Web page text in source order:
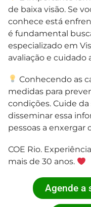
de baixa visão. Se
conhece está
é fundamental
especializado em
avaliação e cuidado
Conhecendo as
medidas para
condições. Cuide
disseminar essa
pessoas a enxergar
COE Rio.
mais de 30 anos.
Agende a